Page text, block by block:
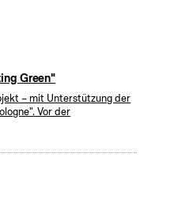
Green"
– mit Unterstützung der
Vor der